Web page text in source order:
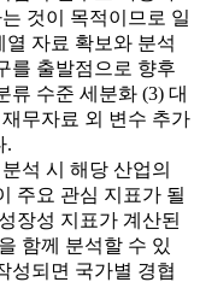
것이 목적이므로 일
자료 확보와 분석
를 출발점으로 향후
류 수준 세분화 (3) 대
무자료 외 변수 추가
.
석 시 해당 산업의
주요 관심 지표가 될
장성 지표가 계산된
함께 분석할 수 있
성되면 국가별 경협